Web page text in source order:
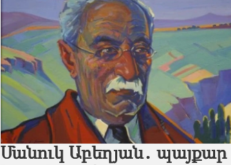
Մանուկ Աբեղյան․ պայքար